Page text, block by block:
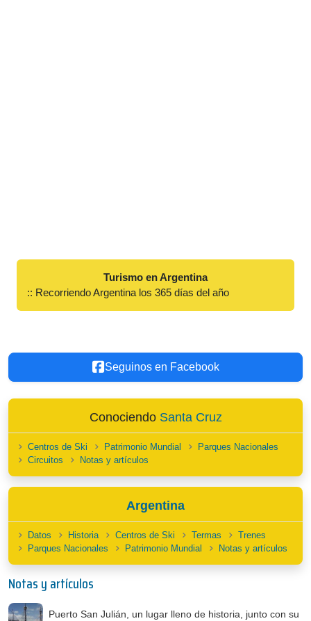
Turismo en Argentina
:: Recorriendo Argentina los 365 días del año
Seguinos en Facebook
Conociendo Santa Cruz
Centros de Ski Patrimonio Mundial
Parques Nacionales
Circuitos
Notas y artículos
Argentina
Datos Historia Centros de Ski Termas
Trenes
Parques Nacionales
Patrimonio Mundial Notas y artículos
Notas y artículos
Puerto San Julián, un lugar lleno de historia, junto con su